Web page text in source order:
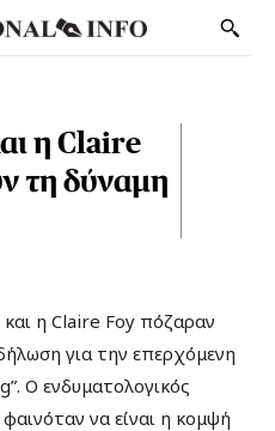
η Claire
τη δύναμη
η Claire Foy πόζαραν
για την επερχόμενη
Ο ενδυματολογικός
να είναι η κομψή